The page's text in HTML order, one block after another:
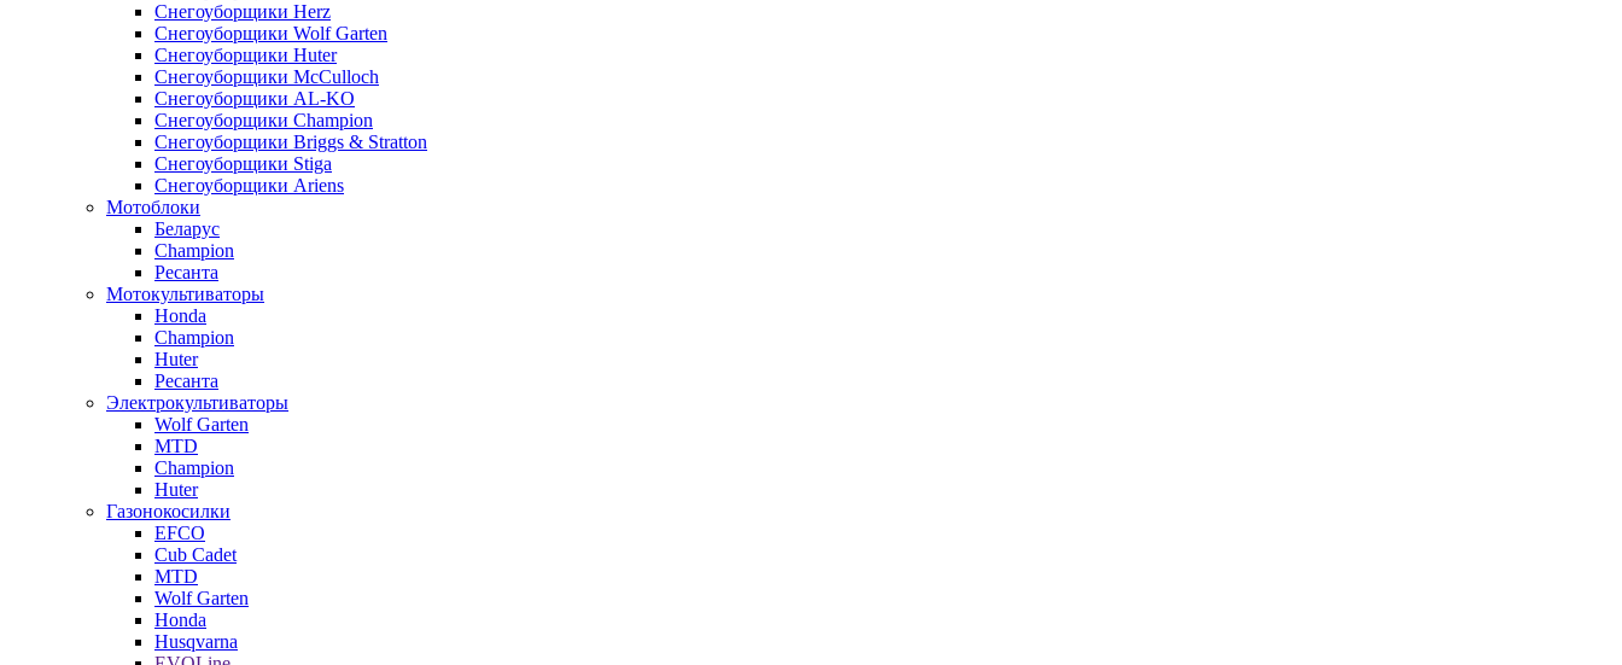
Снегоуборщики Herz
Снегоуборщики Wolf Garten
Снегоуборщики Huter
Снегоуборщики McCulloch
Снегоуборщики AL-KO
Снегоуборщики Champion
Снегоуборщики Briggs & Stratton
Снегоуборщики Stiga
Снегоуборщики Ariens
Мотоблоки
Беларус
Champion
Ресанта
Мотокультиваторы
Honda
Champion
Huter
Ресанта
Электрокультиваторы
Wolf Garten
MTD
Champion
Huter
Газонокосилки
EFCO
Cub Cadet
MTD
Wolf Garten
Honda
Husqvarna